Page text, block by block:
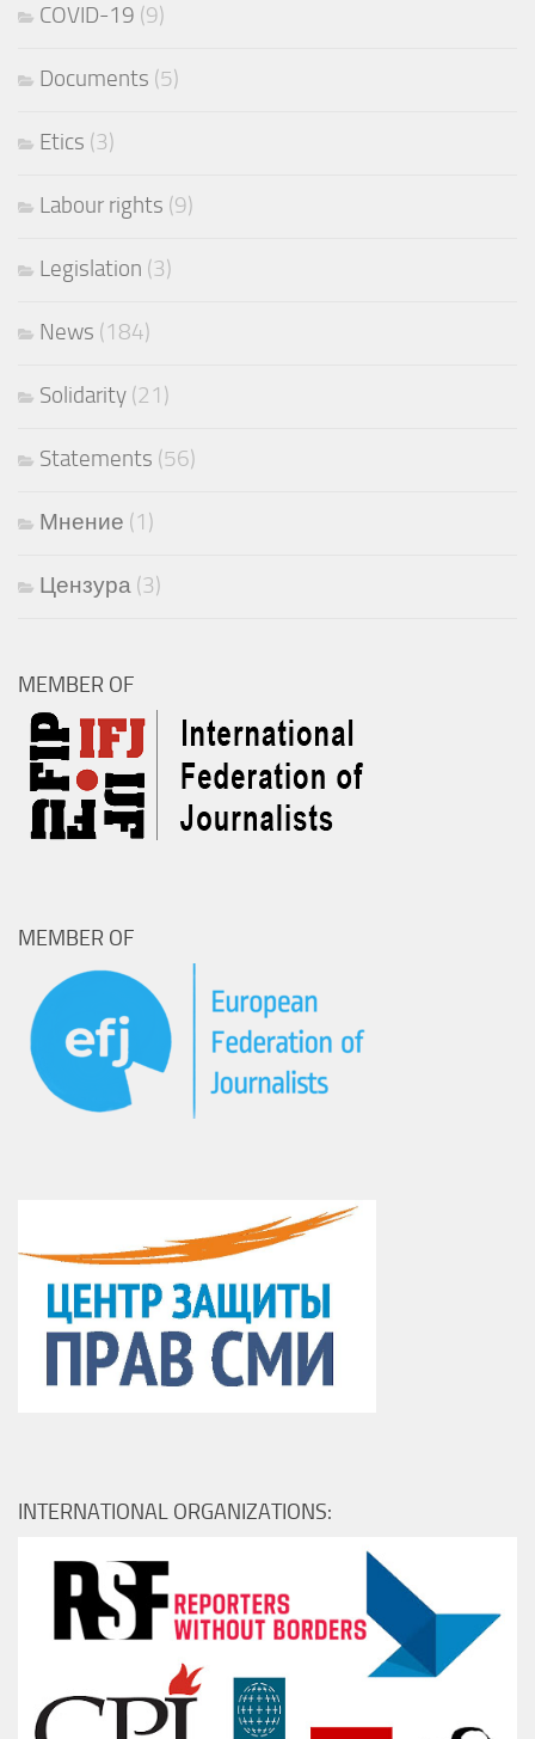
COVID-19 (9)
Documents (5)
Etics (3)
Labour rights (9)
Legislation (3)
News (184)
Solidarity (21)
Statements (56)
Мнение (1)
Цензура (3)
MEMBER OF
MEMBER OF
INTERNATIONAL ORGANIZATIONS: